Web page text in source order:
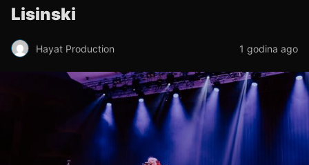
Lisinski
Hayat Production 1 godina ago